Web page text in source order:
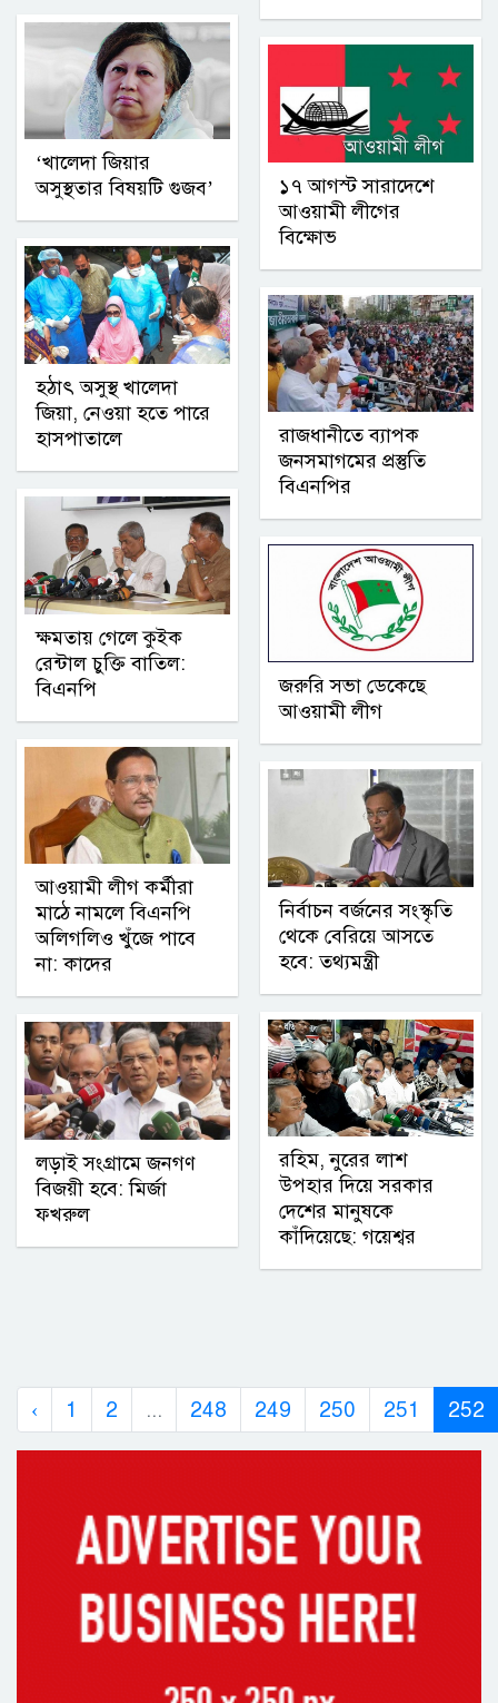
‘খালেদা জিয়ার
অসুস্থতার বিষয়টি গুজব’
হঠাৎ অসুস্থ খালেদা
জিয়া, নেওয়া হতে পারে
হাসপাতালে
ক্ষমতায় গেলে কুইক
রেন্টাল চুক্তি বাতিল:
বিএনপি
আওয়ামী লীগ কর্মীরা
মাঠে নামলে বিএনপি
অলিগলিও খুঁজে পাবে
না: কাদের
লড়াই সংগ্রামে জনগণ
বিজয়ী হবে: মির্জা
ফখরুল
১৭ আগস্ট সারাদেশে
আওয়ামী লীগের
বিক্ষোভ
রাজধানীতে ব্যাপক
জনসমাগমের প্রস্তুতি
বিএনপির
জরুরি সভা ডেকেছে
আওয়ামী লীগ
নির্বাচন বর্জনের সংস্কৃতি
থেকে বেরিয়ে আসতে
হবে: তথ্যমন্ত্রী
রহিম, নুরের লাশ
উপহার দিয়ে সরকার
দেশের মানুষকে
কাঁদিয়েছে: গয়েশ্বর
‹ 1 2 ... 248 249 250 251 252